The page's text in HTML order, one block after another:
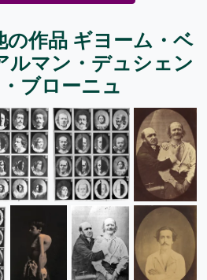
の作品 ギヨーム・ベ
ルマン・デュシェン
ブローニュ